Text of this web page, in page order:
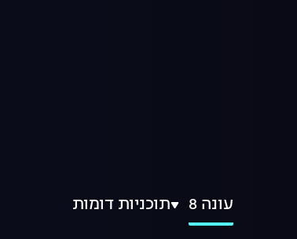
עונה 8 תוכניות דומות